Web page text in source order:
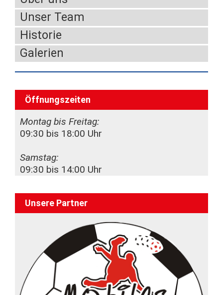
Unser Team
Historie
Galerien
Öffnungszeiten
Montag bis Freitag:
09:30 bis 18:00 Uhr
Samstag:
09:30 bis 14:00 Uhr
Unsere Partner